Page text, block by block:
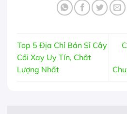
Top 5 Địa Chỉ Bán Sỉ Cây
Cối Xay Uy Tín, Chất
Lượng Nhất